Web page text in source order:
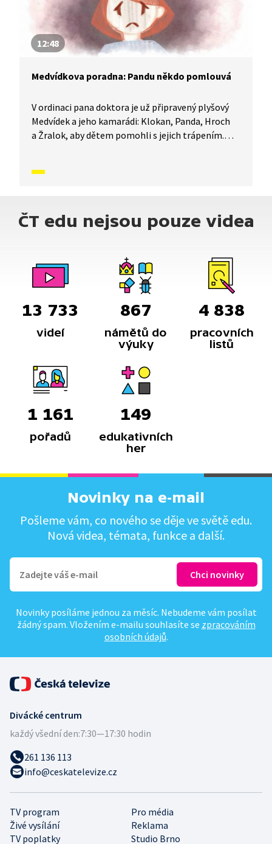
12:48
Medvídkova poradna: Pandu někdo pomlouvá
V ordinaci pana doktora je už připravený plyšový
Medvídek a jeho kamarádi: Klokan, Panda, Hroch
a Žralok, aby dětem pomohli s jejich trápením.
historkou pomáhají dětem pochopit, jak se dá
ČT edu nejsou pouze videa
13 733
videí
867
námětů do
výuky
4 838
pracovních
listů
1 161
pořadů
149
edukativních
her
Novinky na e-mail
Pošleme vám, co nového se děje ve světě edu.
Nová videa, témata, funkce a další.
Novinky posíláme jednou za měsíc. Nebudeme vám posílat
žádný spam. Vložením e-mailu souhlasíte se zpracováním
osobních údajů.